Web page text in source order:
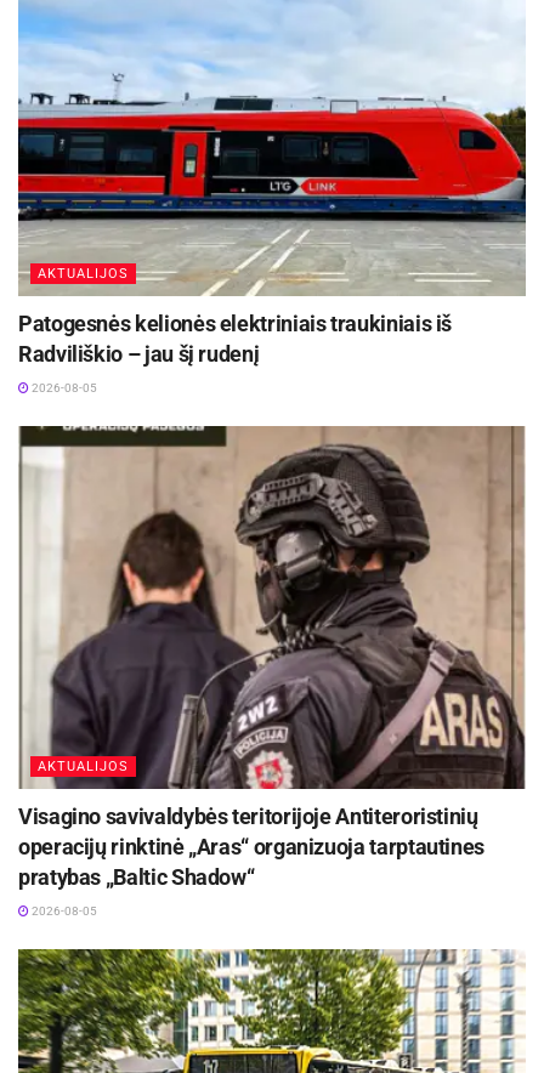
AKTUALIJOS
Patogesnės kelionės elektriniais traukiniais iš
Radviliškio – jau šį rudenį
2026-08-05
AKTUALIJOS
Visagino savivaldybės teritorijoje Antiteroristinių
operacijų rinktinė „Aras“ organizuoja tarptautines
pratybas „Baltic Shadow“
2026-08-05